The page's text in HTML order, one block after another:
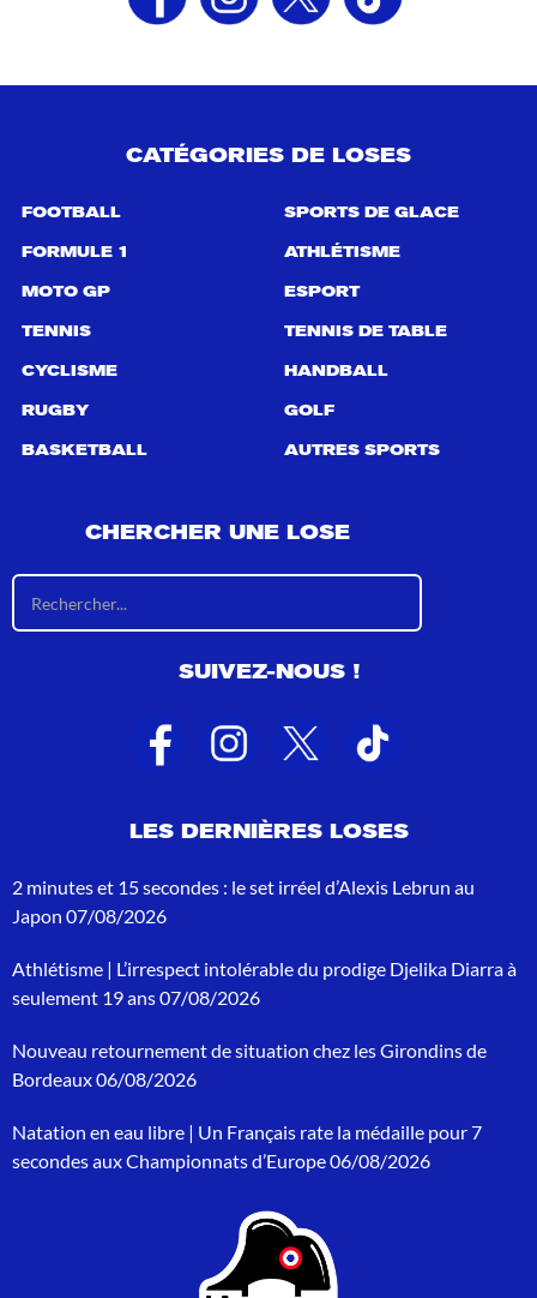
CATÉGORIES DE LOSES
FOOTBALL
FORMULE 1
MOTO GP
TENNIS
CYCLISME
RUGBY
BASKETBALL
SPORTS DE GLACE
ATHLÉTISME
ESPORT
TENNIS DE TABLE
HANDBALL
GOLF
AUTRES SPORTS
CHERCHER UNE LOSE
s
l
a
t
s
r
c
c
h
p
o
:
SUIVEZ-NOUS !
LES DERNIÈRES LOSES
2 minutes et 15 secondes : le set irréel d’Alexis Lebrun au
Japon 07/08/2026
Athlétisme | L’irrespect intolérable du prodige Djelika Diarra à
seulement 19 ans07/08/2026
Nouveau retournement de situation chez les Girondins de
Bordeaux06/08/2026
Natation en eau libre | Un Français rate la médaille pour 7
secondes aux Championnats d’Europe06/08/2026